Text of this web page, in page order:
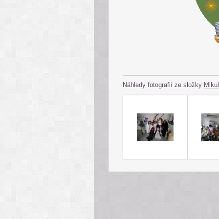
Náhledy fotografií ze složky